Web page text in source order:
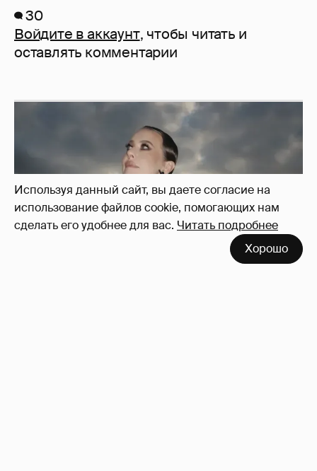
Используя данный сайт, вы даете согласие на
использование файлов cookie, помогающих нам
сделать его удобнее для вас. Читать подробнее
Хорошо
30
Войдите в аккаунт, чтобы читать и
оставлять комментарии